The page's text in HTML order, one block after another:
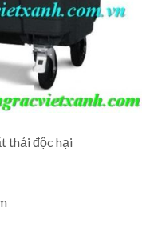
thải độc hại